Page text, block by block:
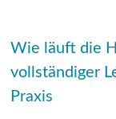
Wie läuft die
vollständiger
Praxis